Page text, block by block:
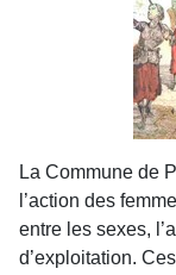
La Commune de
l’action des
entre les sexes,
d’exploitation.